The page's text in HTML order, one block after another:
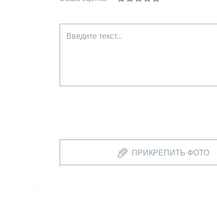
Введите текст...
ПРИКРЕПИТЬ ФОТО